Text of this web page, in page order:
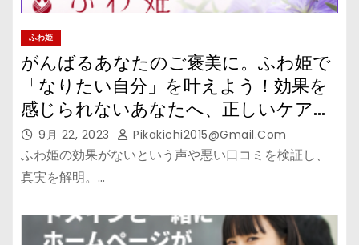
ふわ姫
がんばるあなたのご褒美に。ふわ姫で
「なりたい自分」を叶えよう！効果を
感じられないあなたへ、正しいケアで
理想の髪へ！
9月 22, 2023 Pikakichi2015@gmail.com
ふわ姫の効果がないという声や悪い口コミを検証し、
真実を解明。…